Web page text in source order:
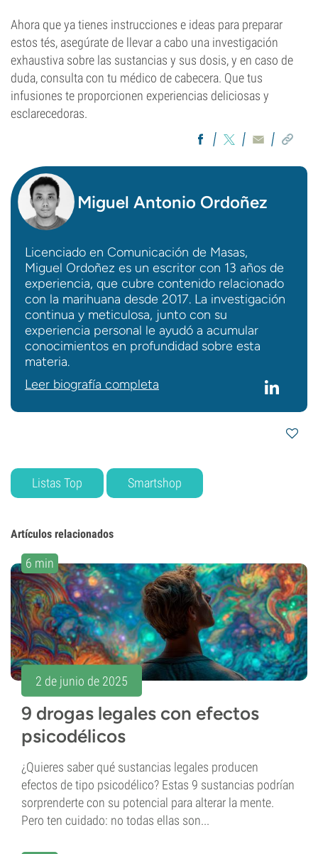
Ahora que ya tienes instrucciones e ideas para preparar
estos tés, asegúrate de llevar a cabo una investigación
exhaustiva sobre las sustancias y sus dosis, y en caso de
duda, consulta con tu médico de cabecera. Que tus
infusiones te proporcionen experiencias deliciosas y
esclarecedoras.
Miguel Antonio Ordoñez
Licenciado en Comunicación de Masas,
Miguel Ordoñez es un escritor con 13 años de
experiencia, que cubre contenido relacionado
con la marihuana desde 2017. La investigación
continua y meticulosa, junto con su
experiencia personal le ayudó a acumular
conocimientos en profundidad sobre esta
materia.
Leer biografía completa
Listas Top Smartshop
Artículos relacionados
6 min
2 de junio de 2025
9 drogas legales con efectos
psicodélicos
¿Quieres saber qué sustancias legales producen
efectos de tipo psicodélico? Estas 9 sustancias podrían
sorprenderte con su potencial para alterar la mente.
Pero ten cuidado: no todas ellas son...